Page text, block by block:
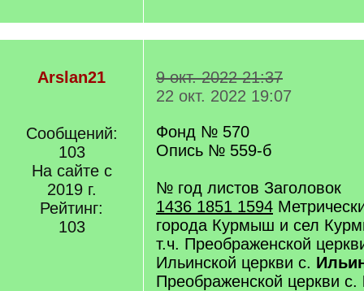
Arslan21
Сообщений:
103
На сайте с
2019 г.
Рейтинг:
103
9 окт. 2022 21:37
22 окт. 2022 19:07
Фонд № 570
Опись № 559-б
№ год листов Заголовок
1436 1851 1594
города Курмыш и сел
т.ч. Преображенской
Ильинской церкви с.
Преображенской церкви с.